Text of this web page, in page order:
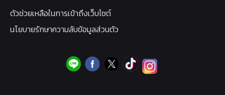
ตัวช่วยเหลือในการเข้าถึงเว็บไซต์
นโยบายรักษาความลับข้อมูลส่วนตัว